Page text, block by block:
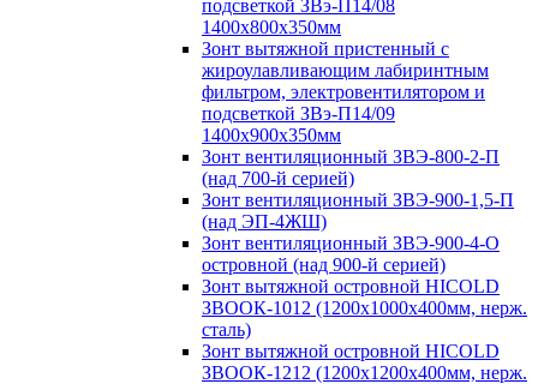
подсветкой ЗВэ-П14/08
1400х800х350мм
Зонт вытяжной пристенный с
жироулавливающим лабиринтным
фильтром, электровентилятором и
подсветкой ЗВэ-П14/09
1400х900х350мм
Зонт вентиляционный ЗВЭ-800-2-П
(над 700-й серией)
Зонт вентиляционный ЗВЭ-900-1,5-П
(над ЭП-4ЖШ)
Зонт вентиляционный ЗВЭ-900-4-О
островной (над 900-й серией)
Зонт вытяжной островной HICOLD
ЗВООК-1012 (1200х1000х400мм, нерж.
сталь)
Зонт вытяжной островной HICOLD
ЗВООК-1212 (1200x1200x400мм, нерж.